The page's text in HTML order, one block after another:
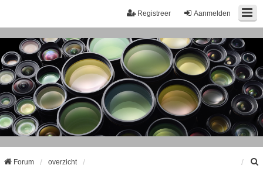
Aanmelden
Registreer
Forum overzicht